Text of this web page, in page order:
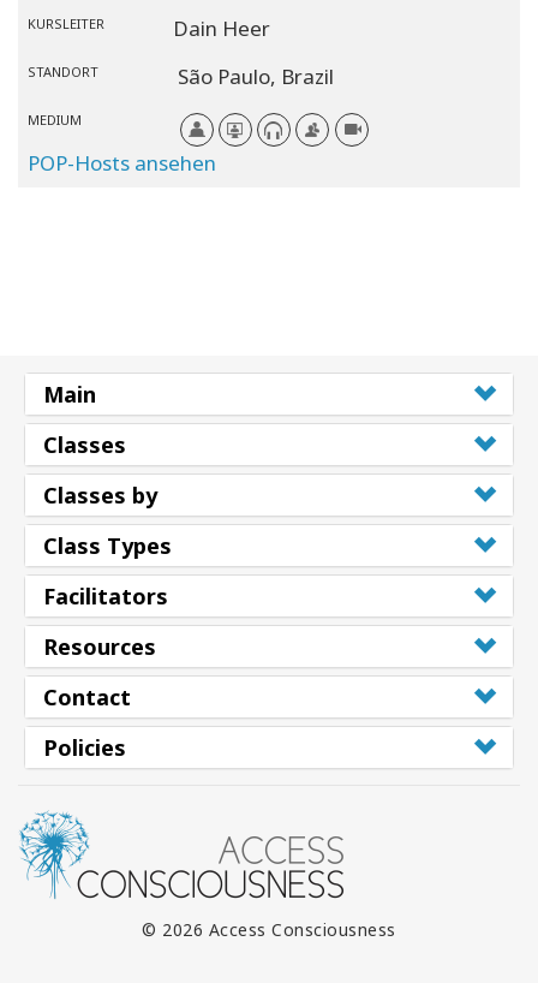
KURSLEITER Dain Heer
STANDORT São Paulo, Brazil
MEDIUM
POP-Hosts ansehen
Main
Classes
Classes by
Class Types
Facilitators
Resources
Contact
Policies
© 2026 Access Consciousness